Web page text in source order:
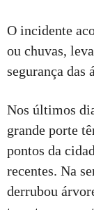
O incidente
ou chuvas,
segurança das
Nos últimos
grande porte
pontos da
recentes. Na
derrubou